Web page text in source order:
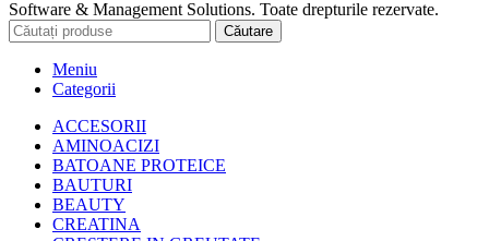
Software & Management Solutions. Toate drepturile rezervate.
Căutare
Meniu
Categorii
ACCESORII
AMINOACIZI
BATOANE PROTEICE
BAUTURI
BEAUTY
CREATINA